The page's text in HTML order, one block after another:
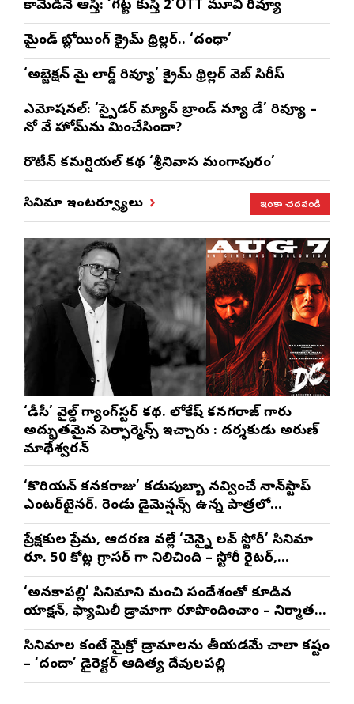
కామెడీనే ఆస్తి: ‘గట్ట కుస్తీ 2’OTT మూవి రివ్యూ
మైండ్ బ్లోయింగ్ క్రైమ్ థ్రిల్లర్.. ‘దంధా’
‘అబ్జెక్ష‌న్ మై లార్డ్ రివ్యూ’ క్రైమ్ థ్రిల్ల‌ర్ వెబ్ సిరీస్
ఎమోష‌న‌ల్‌: ‘స్పైడర్ మ్యాన్ బ్రాండ్ న్యూ డే’ రివ్యూ –
నో వే హోమ్‌ను మించేసిందా?
రొటీన్‌ కమర్షియల్‌ కథ ‘శ్రీనివాస మంగాపురం’
సినిమా ఇంటర్వ్యూలు ఇంకా చదవండి
‘డీసీ’ వైల్డ్ గ్యాంగ్‌స్టర్ కథ. లోకేష్ కనగరాజ్ గారు
అద్భుతమైన పెర్ఫార్మెన్స్ ఇచ్చారు : దర్శకుడు అరుణ్
మాథేశ్వరన్
‘కొరియన్ కనకరాజు’ కడుపుబ్బా నవ్వించే నాన్‌స్టాప్
ఎంటర్‌టైనర్. రెండు డైమెన్షన్స్ ఉన్న పాత్రలో
నటించడం చాలా సంతృప్తినిచ్చింది : వరుణ్ తేజ్
ప్రేక్షకుల ప్రేమ, ఆదరణ వల్లే ‘చెన్నై లవ్ స్టోరీ’ సినిమా
రూ. 50 కోట్ల గ్రాసర్ గా నిలిచింది – స్టోరీ రైటర్,
ప్రొడ్యూసర్ సాయి రాజేష్
‘అనకాపల్లి’ సినిమాని మంచి సందేశంతో కూడిన
యాక్షన్, ఫ్యామిలీ డ్రామాగా రూపొందించాం – నిర్మాతలు
త్రినాథరావు నక్కిన, కాండ్రేగుల నాయుడు
సినిమాల కంటే మైక్రో డ్రామాలను తీయడమే చాలా కష్టం
– ‘దందా’ డైరెక్ట‌ర్ ఆదిత్య దేవులపల్లి